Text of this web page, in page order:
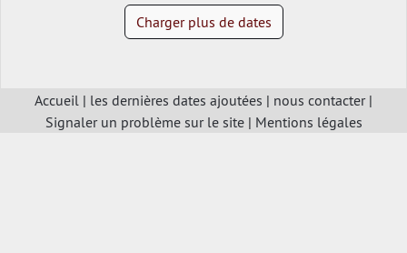
Charger plus de dates
Accueil | les dernières dates ajoutées | nous contacter|
Signaler un problème sur le site| Mentions légales